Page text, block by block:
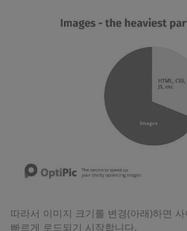
따라서 이미지 크기를 변경(아래)하면
빠르게 로드되기 시작합니다.